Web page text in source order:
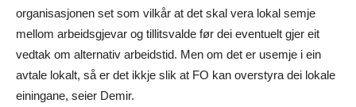
organisasjonen set som vilkår at det skal vera lokal semje
mellom arbeidsgjevar og tillitsvalde før dei eventuelt gjer eit
vedtak om alternativ arbeidstid. Men om det er usemje i ein
avtale lokalt, så er det ikkje slik at FO kan overstyra dei lokale
einingane, seier Demir.